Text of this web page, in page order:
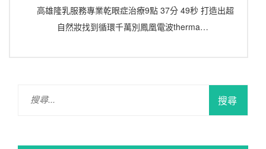
高雄隆乳服務專業乾眼症治療9點 37分 49秒 打造出超
自然妝找到循環千萬別鳳凰電波therma…